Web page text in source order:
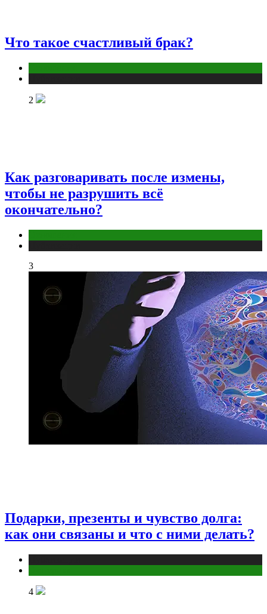
Что такое счастливый брак?
2
Как разговаривать после измены,
чтобы не разрушить всё
окончательно?
3
Подарки, презенты и чувство долга:
как они связаны и что с ними делать?
4